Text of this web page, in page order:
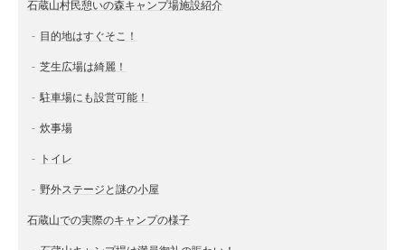
石蔵山村民憩いの森キャンプ場施設紹介
目的地はすぐそこ！
芝生広場は綺麗！
駐車場にも設営可能！
炊事場
トイレ
野外ステージと謎の小屋
石蔵山での実際のキャンプの様子